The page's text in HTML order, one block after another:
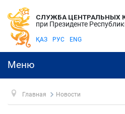
СЛУЖБА ЦЕНТРАЛЬНЫХ
при Президенте
ҚАЗ РУС ENG
Меню
Главная Новости